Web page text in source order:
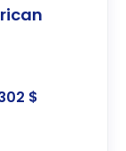
$